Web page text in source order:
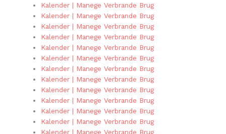
Kalender | Manege Verbrande Brug
Kalender | Manege Verbrande Brug
Kalender | Manege Verbrande Brug
Kalender | Manege Verbrande Brug
Kalender | Manege Verbrande Brug
Kalender | Manege Verbrande Brug
Kalender | Manege Verbrande Brug
Kalender | Manege Verbrande Brug
Kalender | Manege Verbrande Brug
Kalender | Manege Verbrande Brug
Kalender | Manege Verbrande Brug
Kalender | Manege Verbrande Brug
Kalender | Manege Verbrande Brug